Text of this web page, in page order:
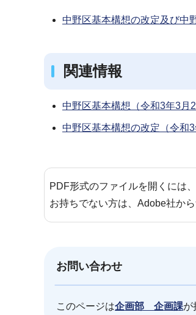
中野区基本構想の改定及び中
関連情報
中野区基本構想（令和3年3月
中野区基本構想の改定（令和
PDF形式のファイルを開くには
お持ちでない方は、Adobe社か
お問い合わせ
このページは企画部 企画課が